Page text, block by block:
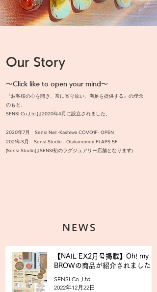
NEWS
【NAIL EX2月号掲載】Oh! my
BROWの商品が紹介されました！
SENSI Co.,Ltd.
2022年12月22日
Our Story
〜Click like to open your mind〜
『お客様の心を開き、常に寄り添い、満足を提供する』の理念
のもと、
SENSI Co.,Ltd.は2020年4月に設立されました。
2020年7月 Sensi Nail -Kashiwa COVO1F- OPEN
2021年3月 Sensi Studio - Otakanomori FLAPS 5F
(Sensi StudioはSENSI初のラグジュアリー店舗となります)